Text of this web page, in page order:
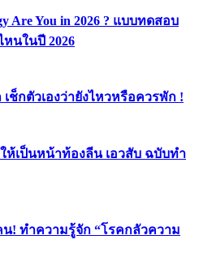
Are You in 2026 ? แบบทดสอบ
นในปี 2026
เช็กตัวเองว่ายังไหวหรือควรพัก !
ห้เป็นหน้าท้องลีน เอวสับ ฉบับทำ
! ทำความรู้จัก “โรคกลัวความ